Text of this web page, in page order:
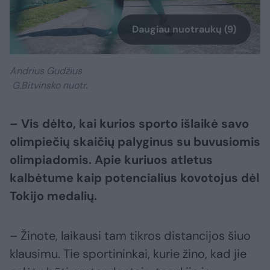
Daugiau nuotraukų (9)
Andrius Gudžius
G.Bitvinsko nuotr.
– Vis dėlto, kai kurios sporto išlaikė savo
olimpiečių skaičių palyginus su buvusiomis
olimpiadomis. Apie kuriuos atletus
kalbėtume kaip potencialius kovotojus dėl
Tokijo medalių.
– Žinote, laikausi tam tikros distancijos šiuo
klausimu. Tie sportininkai, kurie žino, kad jie